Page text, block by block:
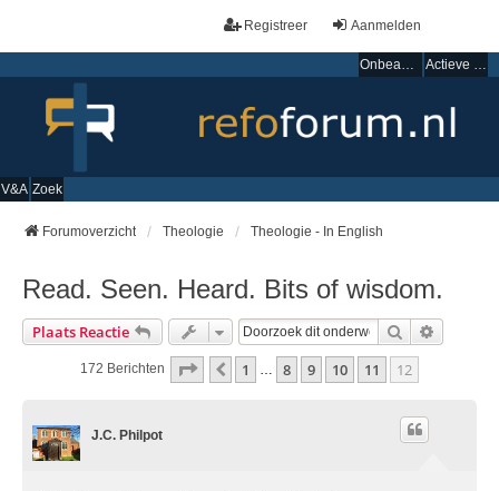
Aanmelden
Registreer
Onbeantwoorde onderwerpen Actieve onderwerpen
V&A Zoek
Forumoverzicht Theologie Theologie - In English
Read. Seen. Heard. Bits of wisdom.
Plaats Reactie Zoek
172 Berichten Pagina Van 12
Vorige
1 8 9 10 11 12
J.C. Philpot